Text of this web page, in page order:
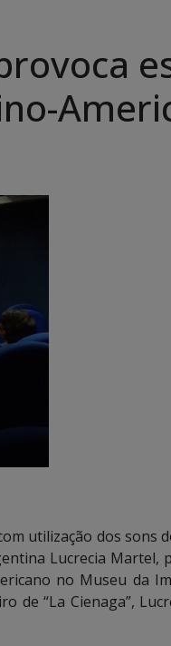
utilização dos sons
Lucrecia Martel,
no Museu da
de “La Cienaga”,